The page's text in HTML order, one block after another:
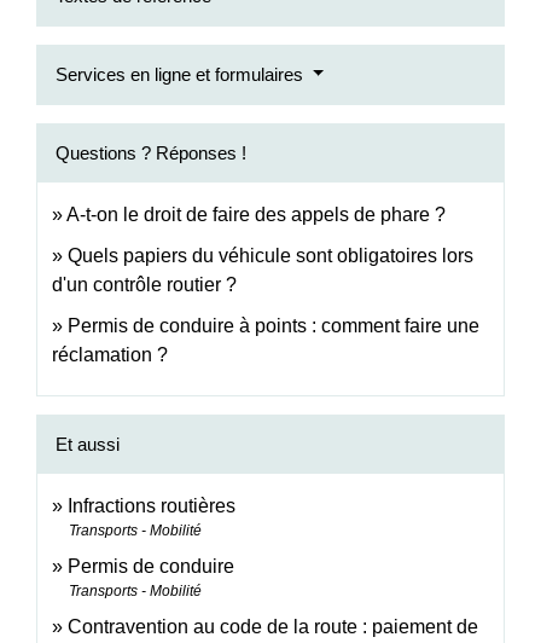
Services en ligne et formulaires
Questions ? Réponses !
A-t-on le droit de faire des appels de phare ?
Quels papiers du véhicule sont obligatoires lors
d'un contrôle routier ?
Permis de conduire à points : comment faire une
réclamation ?
Et aussi
Infractions routières
Transports - Mobilité
Permis de conduire
Transports - Mobilité
Contravention au code de la route : paiement de